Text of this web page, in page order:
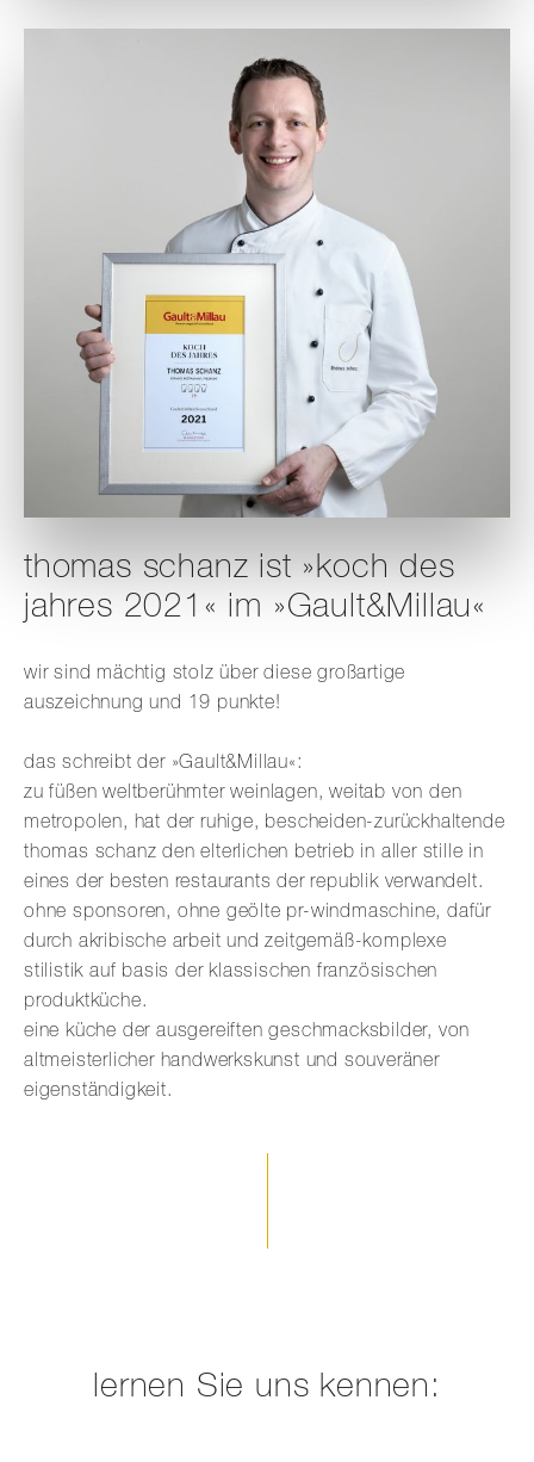
thomas schanz ist »koch des
jahres 2021« im »Gault&Millau«
wir sind mächtig stolz über diese großartige
auszeichnung und 19 punkte!
das schreibt der »Gault&Millau«:
zu füßen weltberühmter weinlagen, weitab von den
metropolen, hat der ruhige, bescheiden-zurückhaltende
thomas schanz den elterlichen betrieb in aller stille in
eines der besten restaurants der republik verwandelt.
ohne sponsoren, ohne geölte pr-windmaschine, dafür
durch akribische arbeit und zeitgemäß-komplexe
stilistik auf basis der klassischen französischen
produktküche.
eine küche der ausgereiften geschmacksbilder, von
altmeisterlicher handwerkskunst und souveräner
eigenständigkeit.
lernen Sie uns kennen: